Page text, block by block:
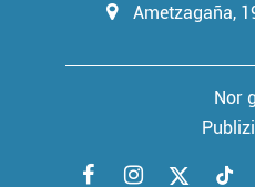
Ametzagaña,
Nor